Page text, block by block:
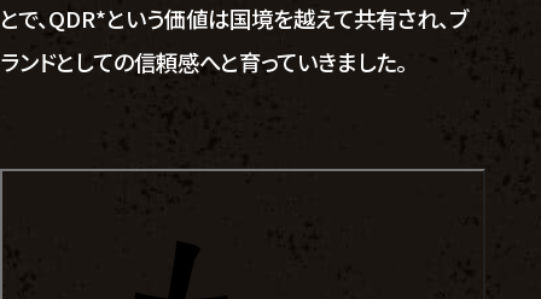
とで、QDR*という価値は国境を越えて共有され、ブ
ランドとしての信頼感へと育っていきました。